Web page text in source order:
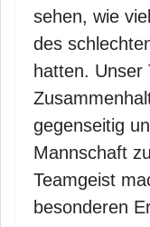
sehen, wie
des
hatten. Unser
gegenseitig
Mannschaft
Teamgeist
besonderen